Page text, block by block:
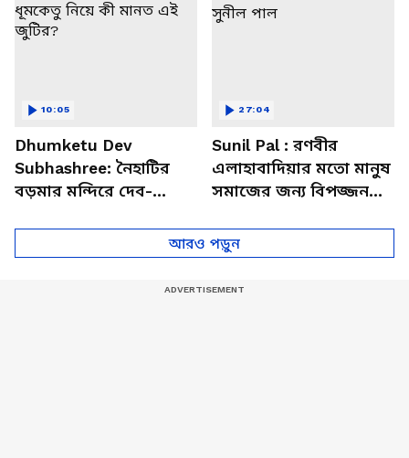
Dhumketu Dev
Subhashree: নৈহাটির
বড়মার মন্দিরে দেব-
10:05
Sunil Pal : রণবীর
এলাহাবাদিয়ার মতো মানুষ
সমাজের জন্য বিপজ্জনক :
27:04
আরও পড়ুন